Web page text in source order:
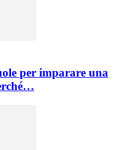
per imparare una